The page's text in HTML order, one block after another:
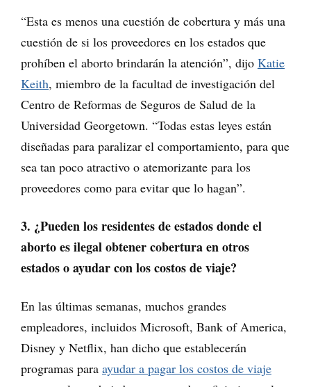
“Esta es menos una cuestión de cobertura y más una
cuestión de si los proveedores en los estados que
prohíben el aborto brindarán la atención”, dijo Katie
Keith, miembro de la facultad de investigación del
Centro de Reformas de Seguros de Salud de la
Universidad Georgetown. “Todas estas leyes están
diseñadas para paralizar el comportamiento, para que
sea tan poco atractivo o atemorizante para los
proveedores como para evitar que lo hagan”.
3. ¿Pueden los residentes de estados donde el
aborto es ilegal obtener cobertura en otros
estados o ayudar con los costos de viaje?
En las últimas semanas, muchos grandes
empleadores, incluidos Microsoft, Bank of America,
Disney y Netflix, han dicho que establecerán
programas para ayudar a pagar los costos de viaje